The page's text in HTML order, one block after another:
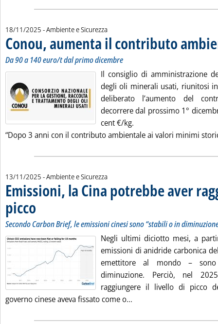
18/11/2025 - Ambiente e Sicurezza
Conou, aumenta il contributo
Da 90 a 140 euro/t dal primo dicembre
Il consiglio di amministrazione
degli oli minerali usati, riunitosi
deliberato l’aumento del
decorrere dal prossimo 1°
cent €/kg.
“Dopo 3 anni con il contributo ambientale ai valori minimi
13/11/2025 - Ambiente e Sicurezza
Emissioni, la Cina potrebbe aver
picco . Sottotitolo: Secondo Carbon Brief, le emissioni cinesi sono “stabili o in
. Pubblicata giovedì 13 novembre 2025 alle 9.42.
Secondo Carbon Brief, le emissioni cinesi sono “stabili o in
Negli ultimi diciotto mesi, a
emissioni di anidride carbonica
emettitore al mondo –
diminuzione. Perciò, nel
raggiungere il livello di picco
governo cinese aveva fissato come o...